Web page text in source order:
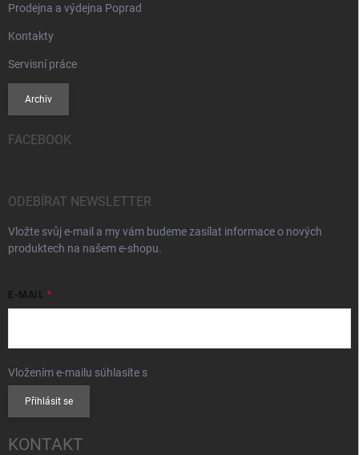
Prodejna a výdejna Poprad
Kontakty
Servisní práce
Archiv
FACEBOOK
ODEBÍRAT NEWSLETTER
Vložte svůj e-mail a my vám budeme zasílat informace o nových
produktech na našem e-shopu.
E-MAIL
Vložením e-mailu súhlasíte s
Přihlásit se
KONTAKT